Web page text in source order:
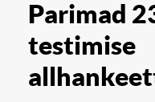
Parimad
testimise